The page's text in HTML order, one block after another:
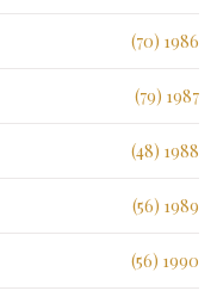
1986 (70)
1987 (79)
1988 (48)
1989 (56)
1990 (56)